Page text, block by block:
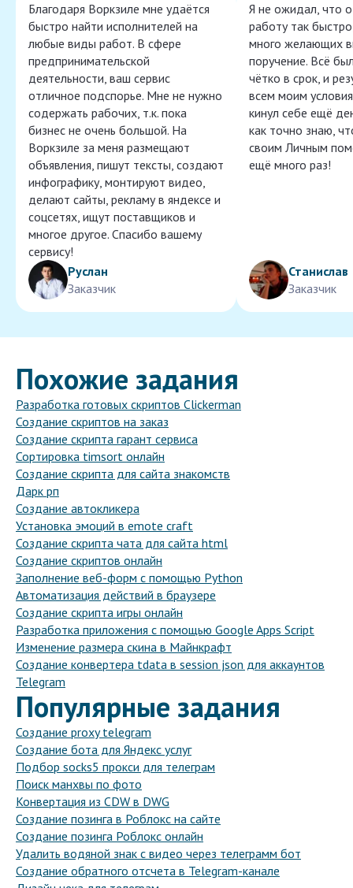
Благодаря Воркзиле мне удаётся
быстро найти исполнителей на
любые виды работ. В сфере
предпринимательской
деятельности, ваш сервис
отличное подспорье. Мне не нужно
содержать рабочих, т.к. пока
бизнес не очень большой. На
Воркзиле за меня размещают
объявления, пишут тексты, создают
инфографику, монтируют видео,
делают сайты, рекламу в яндексе и
соцсетях, ищут поставщиков и
многое другое. Спасибо вашему
сервису!
Руслан
Заказчик
Я не ожидал, что
работу так
много желающих
поручение. Всё
чётко в срок, и
всем моим
кинул себе ещё
как точно знаю,
своим Личным
ещё много раз!
Станислав
Заказчик
Похожие задания
Разработка готовых скриптов Clickerman
Создание скриптов на заказ
Создание скрипта гарант сервиса
Сортировка timsort онлайн
Создание скрипта для сайта знакомств
Дарк рп
Создание автокликера
Установка эмоций в emote craft
Создание скрипта чата для сайта html
Создание скриптов онлайн
Заполнение веб-форм с помощью Python
Автоматизация действий в браузере
Создание скрипта игры онлайн
Разработка приложения с помощью Google Apps Script
Изменение размера скина в Майнкрафт
Создание конвертера tdata в session json для аккаунтов
Telegram
Популярные задания
Создание proxy telegram
Создание бота для Яндекс услуг
Подбор socks5 прокси для телеграм
Поиск манхвы по фото
Конвертация из CDW в DWG
Создание позинга в Роблокс на сайте
Создание позинга Роблокс онлайн
Удалить водяной знак с видео через телеграмм бот
Создание обратного отсчета в Telegram-канале